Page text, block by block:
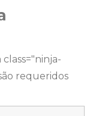
requeridos